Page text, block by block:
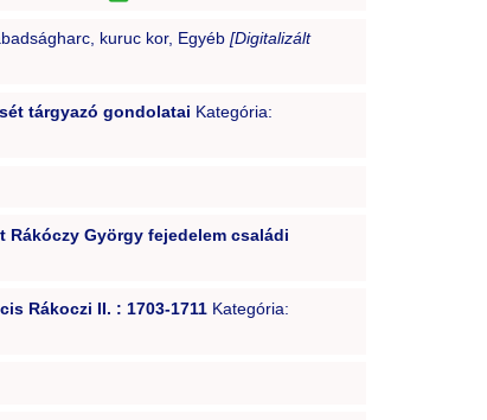
kuruc kor, Egyéb [Digitalizált
tárgyazó gondolatai Kategória:
Rákóczy György fejedelem családi
Rákoczi II. : 1703-1711Kategória: